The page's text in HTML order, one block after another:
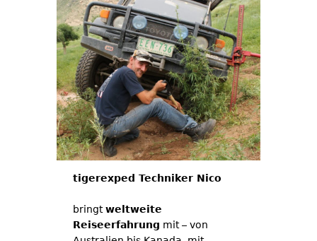
tigerexped Techniker Nico
bringtweltweite
Reiseerfahrung mit – von